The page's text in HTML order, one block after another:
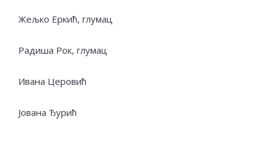
Жељко Еркић, глумац
Радиша Рок, глумац
Ивана Церовић
Јована Ђурић